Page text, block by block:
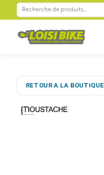
RECHERCHE
RETOUR A LA BOUTIQUE